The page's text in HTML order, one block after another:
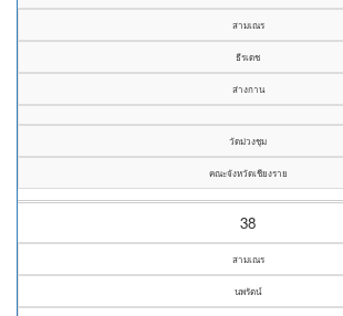
สามเณร
ธีรเดช
ส่างกาน
วัดม่วงชุม
คณะจังหวัดเชียงราย
38
สามเณร
นพรัตน์